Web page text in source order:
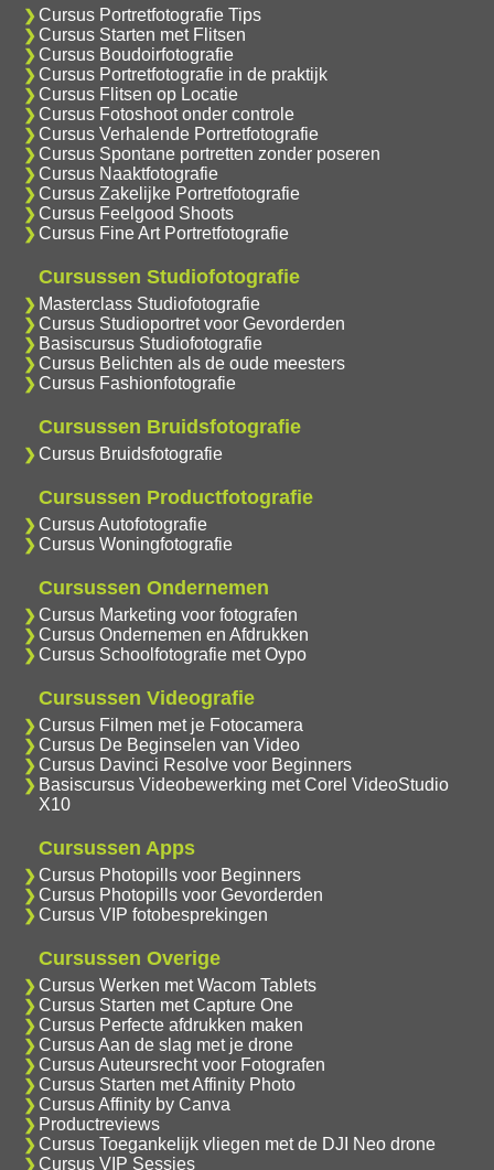
Cursus Portretfotografie Tips
Cursus Starten met Flitsen
Cursus Boudoirfotografie
Cursus Portretfotografie in de praktijk
Cursus Flitsen op Locatie
Cursus Fotoshoot onder controle
Cursus Verhalende Portretfotografie
Cursus Spontane portretten zonder poseren
Cursus Naaktfotografie
Cursus Zakelijke Portretfotografie
Cursus Feelgood Shoots
Cursus Fine Art Portretfotografie
Cursussen Studiofotografie
Masterclass Studiofotografie
Cursus Studioportret voor Gevorderden
Basiscursus Studiofotografie
Cursus Belichten als de oude meesters
Cursus Fashionfotografie
Cursussen Bruidsfotografie
Cursus Bruidsfotografie
Cursussen Productfotografie
Cursus Autofotografie
Cursus Woningfotografie
Cursussen Ondernemen
Cursus Marketing voor fotografen
Cursus Ondernemen en Afdrukken
Cursus Schoolfotografie met Oypo
Cursussen Videografie
Cursus Filmen met je Fotocamera
Cursus De Beginselen van Video
Cursus Davinci Resolve voor Beginners
Basiscursus Videobewerking met Corel VideoStudio
X10
Cursussen Apps
Cursus Photopills voor Beginners
Cursus Photopills voor Gevorderden
Cursus VIP fotobesprekingen
Cursussen Overige
Cursus Werken met Wacom Tablets
Cursus Starten met Capture One
Cursus Perfecte afdrukken maken
Cursus Aan de slag met je drone
Cursus Auteursrecht voor Fotografen
Cursus Starten met Affinity Photo
Cursus Affinity by Canva
Productreviews
Cursus Toegankelijk vliegen met de DJI Neo drone
Cursus VIP Sessies